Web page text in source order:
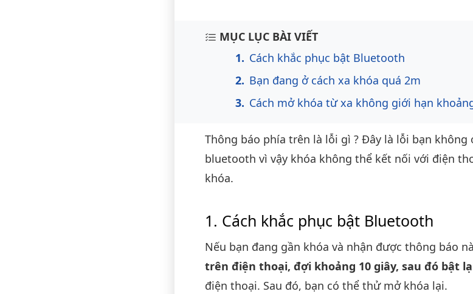
Nội dung bài viết
MỤC LỤC BÀI VIẾT
Cách khắc phục bật Bluetooth
Bạn đang ở cách xa khóa quá 2m
Cách mở khóa từ xa không giới hạn
Thông báo phía trên là lỗi gì ? Đây là lỗi bạn không
bluetooth vì vậy khóa không thể kết nối với điện
khóa.
Cách khắc phục bật Bluetooth
Nếu bạn đang gần khóa và nhận được thông báo
trên điện thoại, đợi khoảng 10 giây, sau đó bật
điện thoại. Sau đó, bạn có thể thử mở khóa lại.